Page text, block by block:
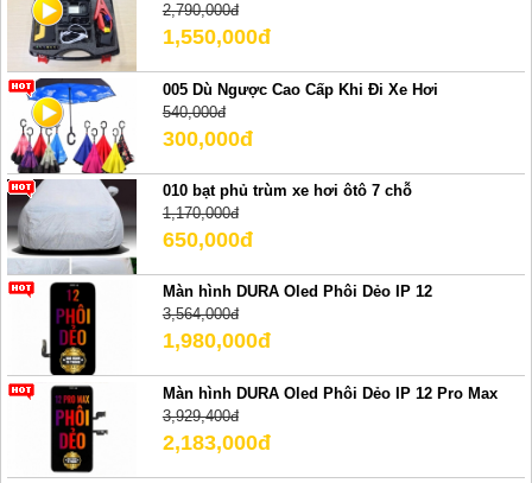
2,790,000đ
1,550,000đ
005 Dù Ngược Cao Cấp Khi Đi Xe Hơi
540,000đ
300,000đ
010 bạt phủ trùm xe hơi ôtô 7 chỗ
1,170,000đ
650,000đ
Màn hình DURA Oled Phôi Dẻo IP 12
3,564,000đ
1,980,000đ
Màn hình DURA Oled Phôi Dẻo IP 12 Pro Max
3,929,400đ
2,183,000đ